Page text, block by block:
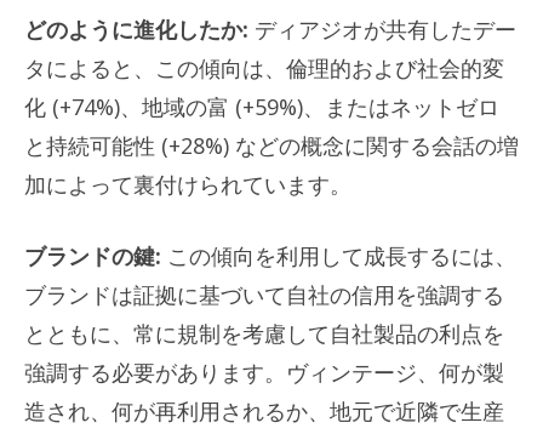
どのように進化したか: ディアジオが共有したデー
タによると、この傾向は、倫理的および社会的変
化 (+74%)、地域の富 (+59%)、またはネットゼロ
と持続可能性 (+28%) などの概念に関する会話の増
加によって裏付けられています。
ブランドの鍵: この傾向を利用して成長するには、
ブランドは証拠に基づいて自社の信用を強調する
とともに、常に規制を考慮して自社製品の利点を
強調する必要があります。ヴィンテージ、何が製
造され、何が再利用されるか、地元で近隣で生産